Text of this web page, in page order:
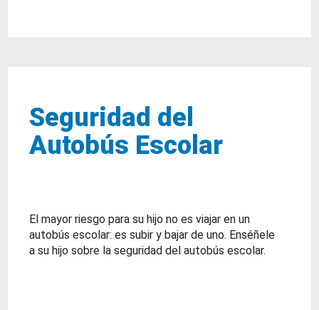
Seguridad del
Autobús Escolar
El mayor riesgo para su hijo no es viajar en un
autobús escolar: es subir y bajar de uno. Enséñele
a su hijo sobre la seguridad del autobús escolar.